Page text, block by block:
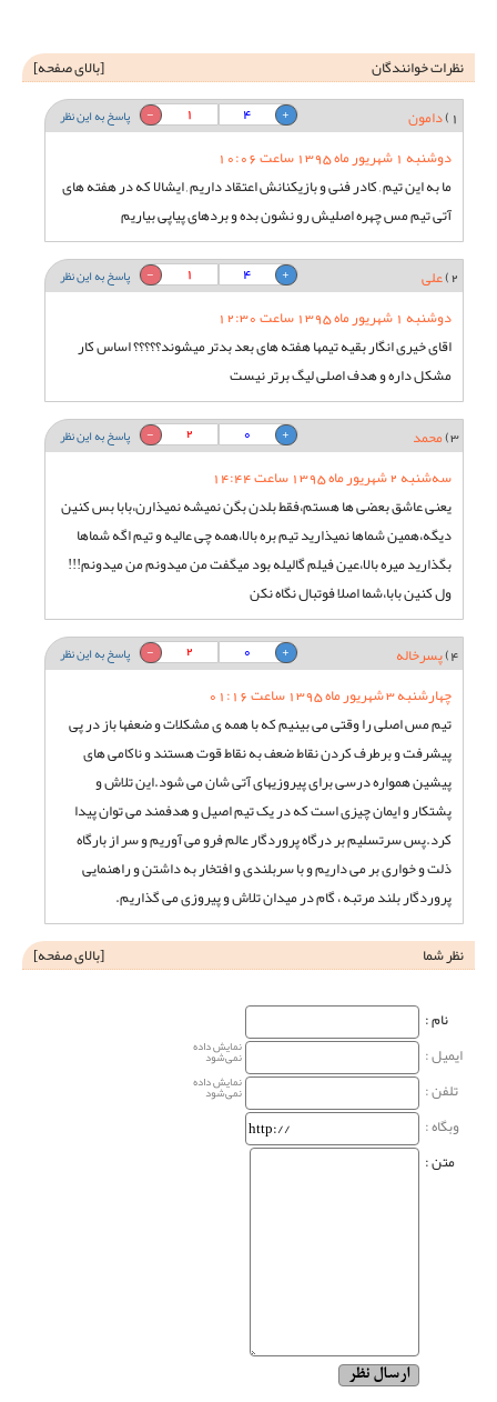
نظرات خوانندگان [بالای صفحه]
1) دامون پاسخ به این نظر 1
4
دوشنبه 1 شهریور ماه 1395 ساعت 10:06
ما به این تیم , کادر فنی و بازیکنانش اعتقاد داریم , ایشالا که در هفته های
آتی تیم مس چهره اصلیش رو نشون بده و بردهای پیاپی بیاریم
2) علی پاسخ به این نظر 1
4
دوشنبه 1 شهریور ماه 1395 ساعت 12:30
اقای خیری انگار بقیه تیمها هفته های بعد بدتر میشوند؟؟؟؟؟ اساس کار
مشکل داره و هدف اصلی لیگ برتر نیست
3) محمد پاسخ به این نظر 2
0
سه‌شنبه 2 شهریور ماه 1395 ساعت 14:44
یعنی عاشق بعضی ها هستم،فقط بلدن بگن نمیشه نمیذارن،بابا بس کنین
دیگه،همین شماها نمیذارید تیم بره بالا،همه چی عالیه و تیم اگه شماها
بگذارید میره بالا،عین فیلم گالیله بود میگفت من میدونم من میدونم!!!
ول کنین بابا،شما اصلا فوتبال نگاه نکن
4) پسرخاله پاسخ به این نظر 2
0
چهارشنبه 3 شهریور ماه 1395 ساعت 01:16
تیم مس اصلی را وقتی می بینیم که با همه ی مشکلات و ضعفها باز در پی
پیشرفت و برطرف کردن نقاط ضعف به نقاط قوت هستند و ناکامی های
پیشین همواره درسی برای پیروزیهای آتی شان می شود.این تلاش و
پشتکار و ایمان چیزی است که در یک تیم اصیل و هدفمند می توان پیدا
کرد.پس سرتسلیم بر درگاه پروردگار عالم فرو می آوریم و سر از بارگاه
ذلت و خواری بر می داریم و با سربلندی و افتخار به داشتن و راهنمایی
پروردگار بلند مرتبه ، گام در میدان تلاش و پیروزی می گذاریم.
نظر شما
[بالای صفحه]
نام‌ :
ایمیل :
نمایش داده
نمی‌شود
تلفن : نمایش داده
نمی‌شود
وبگاه‌ :
متن :